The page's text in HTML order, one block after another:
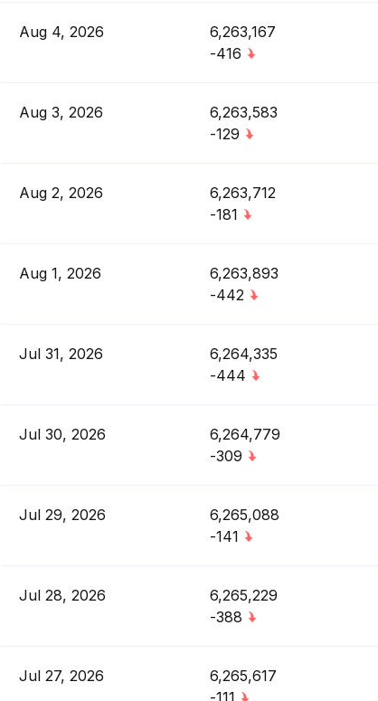
Aug 4, 2026
6,263,167
-416
Aug 3, 2026
6,263,583
-129
Aug 2, 2026
6,263,712
-181
Aug 1, 2026
6,263,893
-442
Jul 31, 2026
6,264,335
-444
Jul 30, 2026
6,264,779
-309
Jul 29, 2026
6,265,088
-141
Jul 28, 2026
6,265,229
-388
Jul 27, 2026
6,265,617
-111